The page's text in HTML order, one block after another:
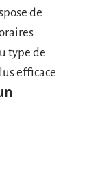
de
type de
efficace